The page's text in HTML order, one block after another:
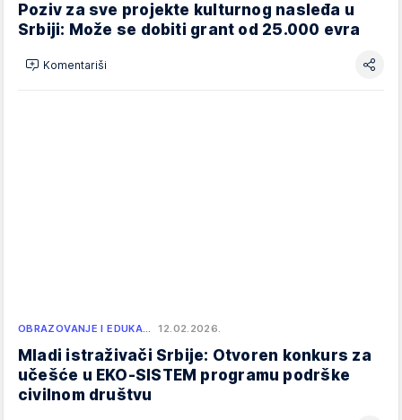
Poziv za sve projekte kulturnog nasleđa u
Srbiji: Može se dobiti grant od 25.000 evra
Komentariši
OBRAZOVANJE I EDUKA… 12.02.2026.
Mladi istraživači Srbije: Otvoren konkurs za
učešće u EKO-SISTEM programu podrške
civilnom društvu